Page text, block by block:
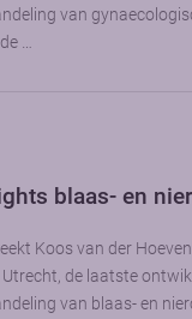
van
…
blaas- en
Koos van der
de laatste
van blaas- en